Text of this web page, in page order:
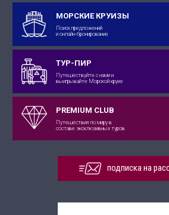
МОРСКИЕ КРУИЗЫ
Поиск предложений
и онлайн-бронирование
ТУР-ПИР
Путешествуйте с нами и
выигрывайте Морской круиз
PREMIUM CLUB
Путешествия по миру в
составе эксклюзивных туров
подписка на